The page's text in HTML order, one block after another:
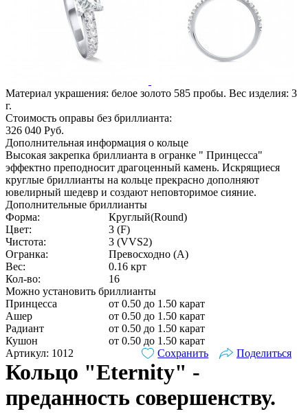
Материал украшения: белое золото 585 пробы. Вес изделия: 3
г.
Стоимость оправы без бриллианта:
326 040 Руб.
Дополнительная информация о кольце
Высокая закрепка бриллианта в огранке " Принцесса"
эффектно преподносит драгоценный камень. Искрящиеся
круглые бриллианты на кольце прекрасно дополняют
ювелирный шедевр и создают неповторимое сияние.
Дополнительные бриллианты
Форма:
Круглый(Round)
Цвет:
3 (F)
Чистота:
3 (VVS2)
Огранка:
Превосходно (А)
Вес:
0.16 крт
Кол-во:
16
Можно установить бриллианты
Принцесса
от 0.50 до 1.50 карат
Ашер
от 0.50 до 1.50 карат
Радиант
от 0.50 до 1.50 карат
Кушон
от 0.50 до 1.50 карат
Артикул: 1012
Сохранить Поделиться
Кольцо "Eternity" -
преданность совершенству.